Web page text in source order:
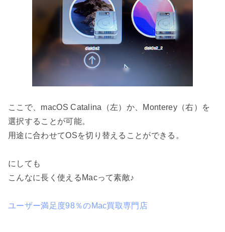
ここで、macOS Catalina（左）か、Monterey（右）を
選択することが可能。
用途に合わせてOSを切り替えることができる。
にしても
こんなに長く使えるMacって素敵♪
ユーザー満足度98％のMac買取専門店